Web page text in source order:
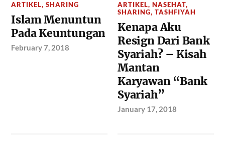
ARTIKEL,SHARING
Islam Menuntun
Pada Keuntungan
February 7, 2018
ARTIKEL,NASEHAT,
SHARING,TASHFIYAH
Kenapa Aku
Resign Dari Bank
Syariah? – Kisah
Mantan
Karyawan “Bank
Syariah”
January 17, 2018